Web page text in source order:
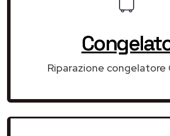
Riparazione congelatore